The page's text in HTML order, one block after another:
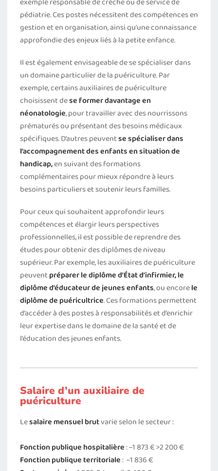
pédiatrie. Ces postes nécessitent des compétences en
gestion et en organisation, ainsi qu’une connaissance
approfondie des enjeux liés à la petite enfance.
Il est également envisageable de se spécialiser dans
un domaine particulier de la puériculture. Par
exemple, certains auxiliaires de puériculture
choisissent dese former davantage en
néonatologie, pour travailler avec des nourrissons
prématurés ou présentant des besoins médicaux
spécifiques. D’autres peuventse spécialiser dans
l’accompagnement des enfants en situation de
handicap,en suivant des formations
complémentaires pour mieux répondre à leurs
besoins particuliers et soutenir leurs familles.
Pour ceux qui souhaitent approfondir leurs
compétences et élargir leurs perspectives
professionnelles, il est possible de reprendre des
études pour obtenir des diplômes de niveau
supérieur. Par exemple, les auxiliaires de puériculture
peuventpréparer le diplôme d’État d’infirmier,le
diplôme d’éducateur de jeunes enfants, ou encorele
diplôme de puéricultrice. Ces formations permettent
d’accéder à des postes à responsabilités et d’enrichir
leur expertise dans le domaine de la santé et de
l’éducation des jeunes enfants.
Salaire d’un auxiliaire de
puériculture
Lesalaire mensuel brutvarie selon le secteur :
Fonction publique hospitalière: ~1 873 € >2 200 €
Fonction publique territoriale: ~1 836 €